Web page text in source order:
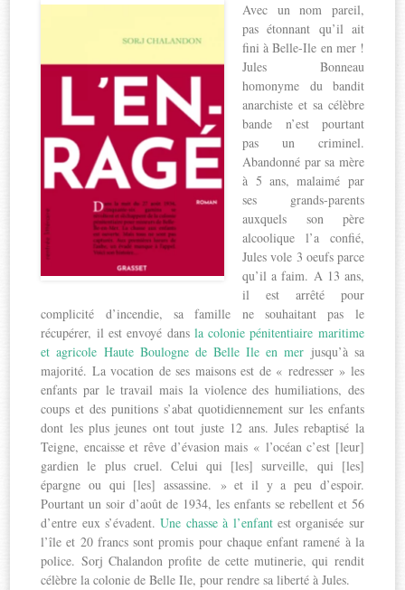
Avec un nom pareil,
pas étonnant qu’il ait
fini à Belle-Ile en mer !
Jules Bonneau
homonyme du bandit
anarchiste et sa célèbre
bande n’est pourtant
pas un criminel.
Abandonné par sa mère
à 5 ans, malaimé par
ses grands-parents
auxquels son père
alcoolique l’a confié,
Jules vole 3 oeufs parce
qu’il a faim. A 13 ans,
il est arrêté pour
complicité d’incendie, sa famille ne souhaitant pas le
récupérer, il est envoyé dans la colonie pénitentiaire maritime
et agricole Haute Boulogne de Belle Ile en mer jusqu’à sa
majorité. La vocation de ses maisons est de « redresser » les
enfants par le travail mais la violence des humiliations, des
coups et des punitions s’abat quotidiennement sur les enfants
dont les plus jeunes ont tout juste 12 ans. Jules rebaptisé la
Teigne, encaisse et rêve d’évasion mais « l’océan c’est [leur]
gardien le plus cruel. Celui qui [les] surveille, qui [les]
épargne ou qui [les] assassine. » et il y a peu d’espoir.
Pourtant un soir d’août de 1934, les enfants se rebellent et 56
d’entre eux s’évadent.Une chasse à l’enfantest organisée sur
l’île et 20 francs sont promis pour chaque enfant ramené à la
police. Sorj Chalandon profite de cette mutinerie, qui rendit
célèbre la colonie de Belle Ile, pour rendre sa liberté à Jules.